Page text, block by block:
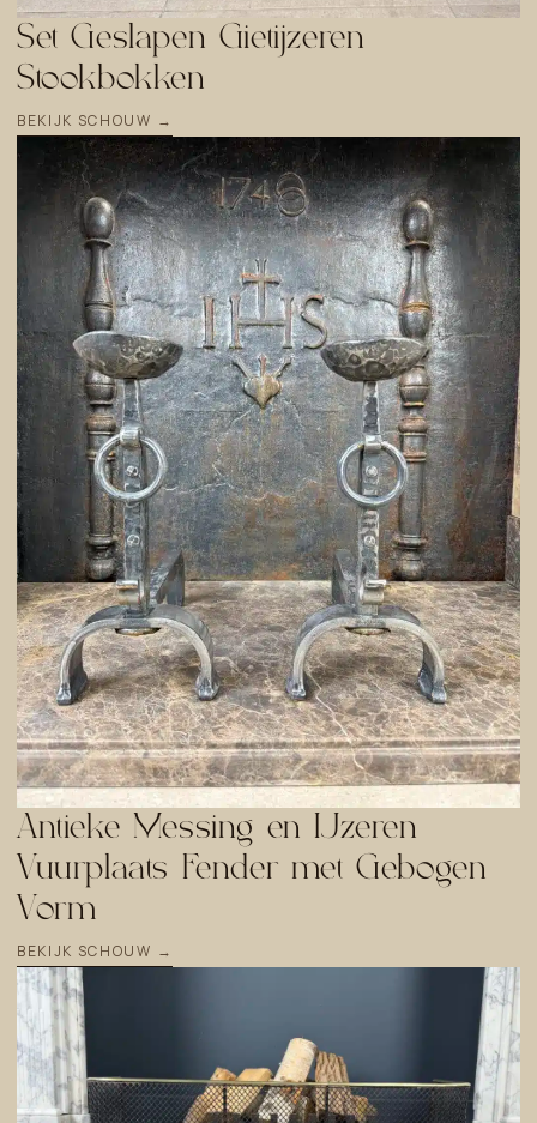
Set Geslapen Gietijzeren
Stookbokken
BEKIJK SCHOUW →
Antieke Messing en IJzeren
Vuurplaats Fender met Gebogen
Vorm
BEKIJK SCHOUW →